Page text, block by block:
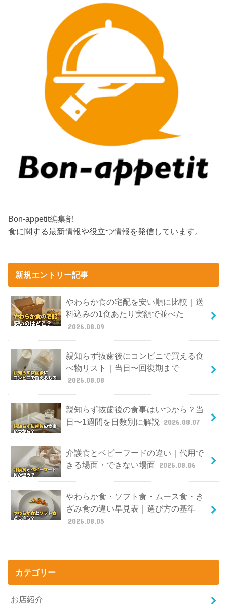
Bon-appetit編集部
食に関する最新情報や役立つ情報を発信しています。
新規エントリー記事
やわらか食の宅配を安い順に比較｜送
料込みの1食あたり実額で並べた
2026.08.09
親知らず抜歯後にコンビニで買える食
べ物リスト｜当日〜回復期まで
2026.08.08
親知らず抜歯後の食事はいつから？当
日〜1週間を日数別に解説
2026.08.07
介護食とベビーフードの違い｜代用で
きる場面・できない場面 2026.08.06
やわらか食・ソフト食・ムース食・き
ざみ食の違い早見表｜選び方の基準
2026.08.05
カテゴリー
お店紹介